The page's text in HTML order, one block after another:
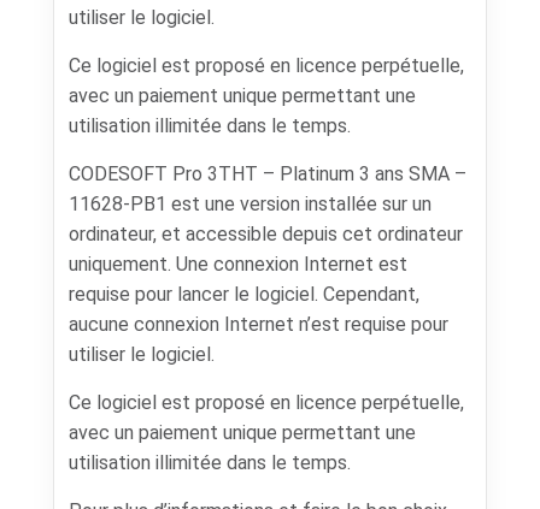
utiliser le logiciel.
Ce logiciel est proposé en licence perpétuelle,
avec un paiement unique permettant une
utilisation illimitée dans le temps.
CODESOFT Pro 3THT – Platinum 3 ans SMA –
11628-PB1 est une version installée sur un
ordinateur, et accessible depuis cet ordinateur
uniquement. Une connexion Internet est
requise pour lancer le logiciel. Cependant,
aucune connexion Internet n’est requise pour
utiliser le logiciel.
Ce logiciel est proposé en licence perpétuelle,
avec un paiement unique permettant une
utilisation illimitée dans le temps.